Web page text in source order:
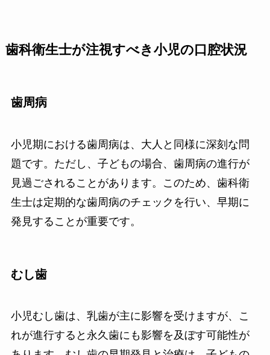
歯科衛生士が注視すべき小児の口腔状況
歯周病
小児期における歯周病は、大人と同様に深刻な問
題です。ただし、子どもの場合、歯周病の進行が
見過ごされることがあります。このため、歯科衛
生士は定期的な歯周病のチェックを行い、早期に
発見することが重要です。
むし歯
小児むし歯は、乳歯が主に影響を受けますが、こ
れが進行すると永久歯にも影響を及ぼす可能性が